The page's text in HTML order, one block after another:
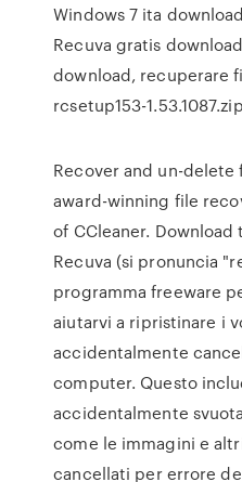
Windows 7 ita
Recuva gratis
download, recuperare
rcsetup153-
Recover and un-delete
award-winning file
of CCleaner.
Recuva (si pronuncia
programma freeware
aiutarvi a ripristinare i
accidentalmente
computer. Questo
accidentalmente
come le immagini e
cancellati per errore